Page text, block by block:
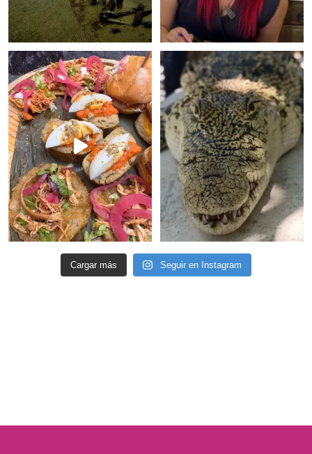
Cargar más Seguir en Instagram